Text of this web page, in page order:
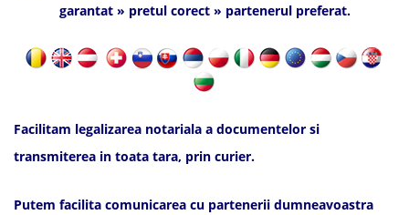
garantat » pretul corect » partenerul preferat.
Facilitam legalizarea notariala a documentelor si
transmiterea in toata tara, prin curier.
Putem facilita comunicarea cu partenerii dumneavoastra